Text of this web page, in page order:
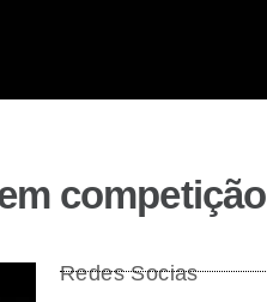
competição
Redes Socias